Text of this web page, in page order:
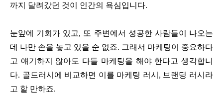
까지 달려갔던 것이 인간의 욕심입니다.
눈앞에 기회가 있고, 또 주변에서 성공한 사람들이 나오는
데 나만 손을 놓고 있을 순 없죠. 그래서 마케팅이 중요하다
고 얘기하지 않아도 다들 마케팅을 해야 한다고 생각합니
다. 골드러시에 비교하면 이를 마케팅 러시, 브랜딩 러시라
고 할 만하죠.